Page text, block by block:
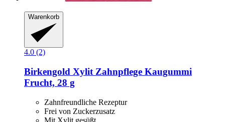
Warenkorb
4.0 (2)
Birkengold Xylit Zahnpflege Kaugummi
Frucht, 28 g
Zahnfreundliche Rezeptur
Frei von Zuckerzusatz
Mit Xylit gesüßt